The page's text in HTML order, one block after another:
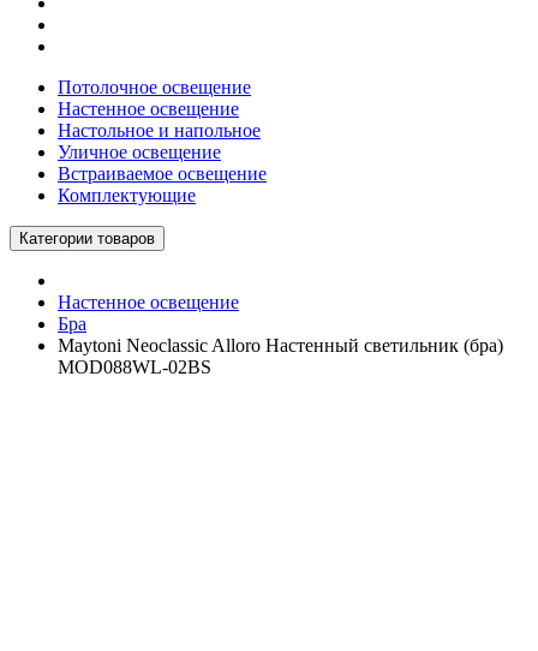
Потолочное освещение
Настенное освещение
Настольное и напольное
Уличное освещение
Встраиваемое освещение
Комплектующие
Категории товаров
Настенное освещение
Бра
Maytoni Neoclassic Alloro Настенный светильник (бра)
MOD088WL-02BS